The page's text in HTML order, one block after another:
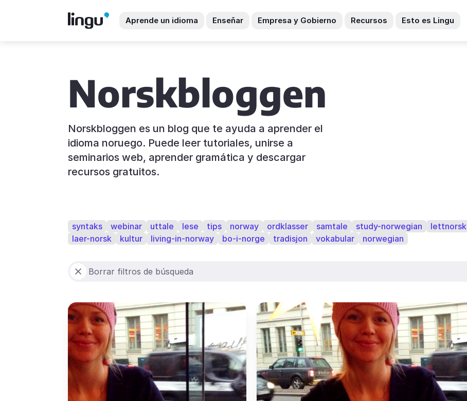
Aprende un idioma Enseñar Empresa y Gobierno Recursos Esto es Lingu
Norskbloggen
Norskbloggen es un blog que te ayuda a aprender el
idioma noruego. Puede leer tutoriales, unirse a
seminarios web, aprender gramática y descargar
recursos gratuitos.
syntaks webinar uttale lese tips norway ordklasser samtale study-norwegian lettnorsk
laer-norsk
kultur living-in-norway bo-i-norge tradisjon vokabular norwegian
Borrar filtros de búsqueda